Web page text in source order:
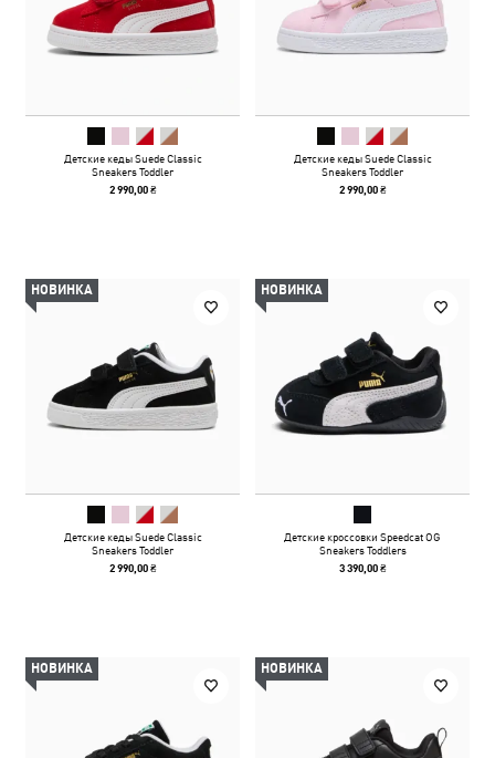
Детские кеды Suede Classic
Sneakers Toddler
2 990,00 ₴
Детские кеды Suede Classic
Sneakers Toddler
2 990,00 ₴
НОВИНКА
Детские кеды Suede Classic
Sneakers Toddler
2 990,00 ₴
НОВИНКА
Детские кроссовки Speedcat OG
Sneakers Toddlers
3 390,00 ₴
НОВИНКА НОВИНКА